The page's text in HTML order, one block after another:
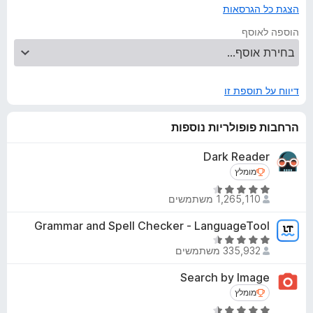
הצגת כל הגרסאות
הוספה לאוסף
דיווח על תוספת זו
הרחבות פופולריות נוספות
Dark Reader
מומלץ
מומלץ
ד
י
ר
ו
ג
.
5
מ
1,265,110 משתמשים
Grammar and Spell Checker - LanguageTool
ד
י
ו
ג
335,932 משתמשים
Search by Image
מומלץ
מומלץ